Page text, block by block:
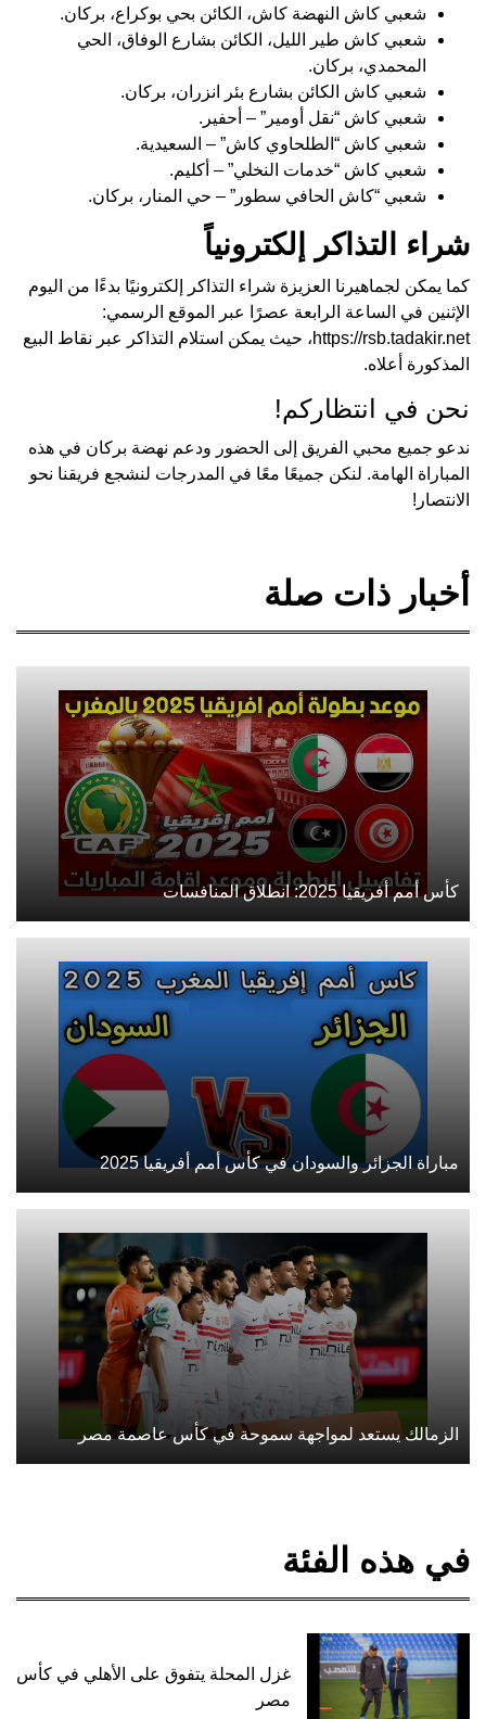
شعبي كاش النهضة كاش، الكائن بحي بوكراع، بركان.
شعبي كاش طير الليل، الكائن بشارع الوفاق، الحي
المحمدي، بركان.
شعبي كاش الكائن بشارع بئر انزران، بركان.
شعبي كاش “نقل أومير” – أحفير.
شعبي كاش “الطلحاوي كاش” – السعيدية.
شعبي كاش “خدمات النخلي” – أكليم.
شعبي “كاش الحافي سطور” – حي المنار، بركان.
شراء التذاكر إلكترونياً
كما يمكن لجماهيرنا العزيزة شراء التذاكر إلكترونيًا بدءًا من اليوم
الإثنين في الساعة الرابعة عصرًا عبر الموقع الرسمي:
https://rsb.tadakir.net، حيث يمكن استلام التذاكر عبر نقاط البيع
المذكورة أعلاه.
نحن في انتظاركم!
ندعو جميع محبي الفريق إلى الحضور ودعم نهضة بركان في هذه
المباراة الهامة. لنكن جميعًا معًا في المدرجات لنشجع فريقنا نحو
الانتصار!
أخبار ذات صلة
كأس أمم أفريقيا 2025: انطلاق المنافسات
مباراة الجزائر والسودان في كأس أمم أفريقيا 2025
الزمالك يستعد لمواجهة سموحة في كأس عاصمة مصر
في هذه الفئة
غزل المحلة يتفوق على الأهلي في كأس
مصر